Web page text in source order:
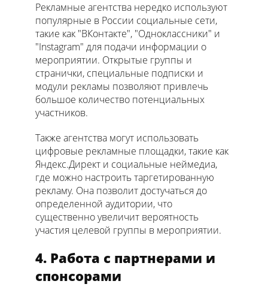
Рекламные агентства нередко используют
популярные в России социальные сети,
такие как "ВКонтакте", "Одноклассники" и
"Instagram" для подачи информации о
мероприятии. Открытые группы и
странички, специальные подписки и
модули рекламы позволяют привлечь
большое количество потенциальных
участников.
Также агентства могут использовать
цифровые рекламные площадки, такие как
Яндекс.Директ и социальные неймедиа,
где можно настроить таргетированную
рекламу. Она позволит достучаться до
определенной аудитории, что
существенно увеличит вероятность
участия целевой группы в мероприятии.
4. Работа с партнерами и
спонсорами